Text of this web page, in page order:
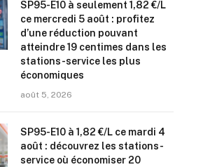
SP95-E10 à seulement 1,82 €/L
ce mercredi 5 août : profitez
d’une réduction pouvant
atteindre 19 centimes dans les
stations-service les plus
économiques
août 5, 2026
SP95-E10 à 1,82 €/L ce mardi 4
août : découvrez les stations-
service où économiser 20